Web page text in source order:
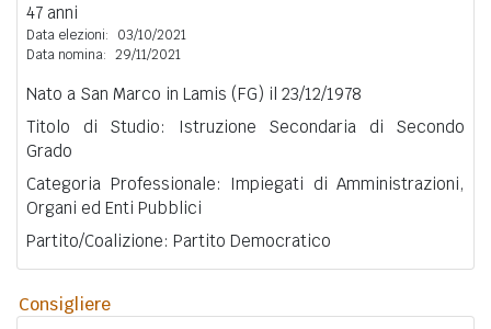
47 anni
Data elezioni:
03/10/2021
Data nomina: 29/11/2021
Nato a San Marco in Lamis (FG) il 23/12/1978
Titolo di Studio: Istruzione Secondaria di Secondo
Grado
Categoria Professionale: Impiegati di Amministrazioni,
Organi ed Enti Pubblici
Partito/Coalizione: Partito Democratico
Consigliere